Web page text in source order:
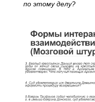
по этому делу?